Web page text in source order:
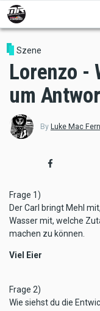
Skip
to
main
content
Szene
Lorenzo -
um
By Luke Mac
Frage 1)
Der Carl bringt Mehl
Wasser mit, welche
machen zu können.
Viel Eier
Frage 2)
Wie siehst du die